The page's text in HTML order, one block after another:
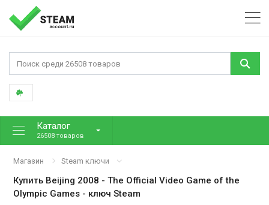
Каталог
26508 товаров
Магазин Steam ключи
Купить Beijing 2008 - The Official Video Game of the
Olympic Games - ключ Steam